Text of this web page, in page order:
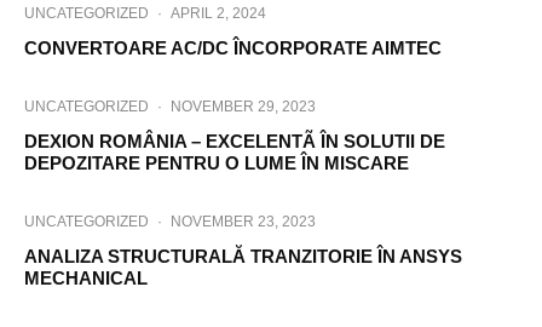
UNCATEGORIZED · APRIL 2, 2024
CONVERTOARE AC/DC ÎNCORPORATE AIMTEC
UNCATEGORIZED · NOVEMBER 29, 2023
DEXION ROMÂNIA – EXCELENTÃ ÎN SOLUTII DE
DEPOZITARE PENTRU O LUME ÎN MISCARE
UNCATEGORIZED · NOVEMBER 23, 2023
ANALIZA STRUCTURALĂ TRANZITORIE ÎN ANSYS
MECHANICAL